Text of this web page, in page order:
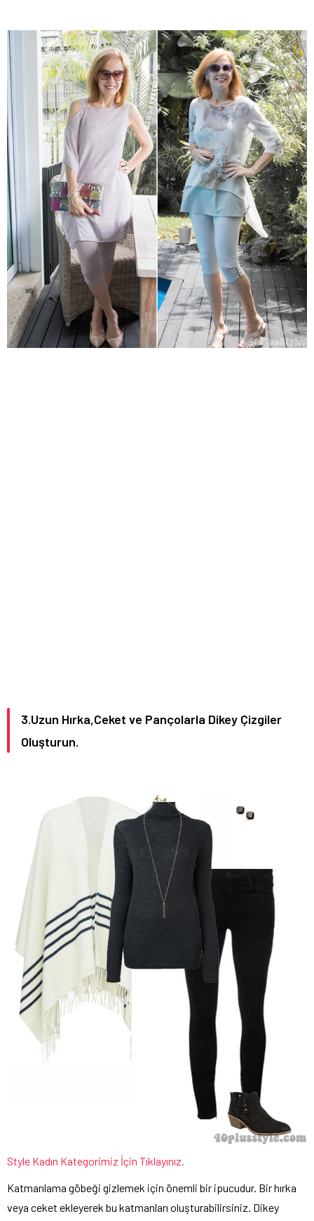
3.Uzun Hırka,Ceket ve Pançolarla Dikey Çizgiler
Oluşturun.
Style Kadın Kategorimiz İçin Tıklayınız.
Katmanlama göbeği gizlemek için önemli bir ipucudur. Bir hırka
veya ceket ekleyerek bu katmanları oluşturabilirsiniz. Dikey